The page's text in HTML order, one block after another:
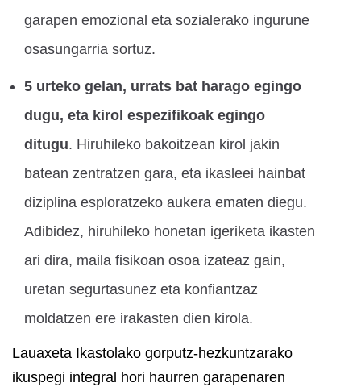
garapen emozional eta sozialerako ingurune
osasungarria sortuz.
5 urteko gelan, urrats bat harago egingo
dugu, eta kirol espezifikoak egingo
ditugu. Hiruhileko bakoitzean kirol jakin
batean zentratzen gara, eta ikasleei hainbat
diziplina esploratzeko aukera ematen diegu.
Adibidez, hiruhileko honetan igeriketa ikasten
ari dira, maila fisikoan osoa izateaz gain,
uretan segurtasunez eta konfiantzaz
moldatzen ere irakasten dien kirola.
Lauaxeta Ikastolako gorputz-hezkuntzarako
ikuspegi integral hori haurren garapenaren